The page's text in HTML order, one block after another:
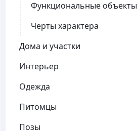
Функциональные объекты
Черты характера
Дома и участки
Интерьер
Одежда
Питомцы
Позы